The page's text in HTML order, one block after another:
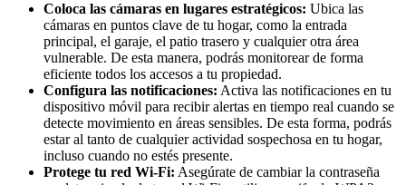
Coloca las cámaras en lugares estratégicos: Ubica las
cámaras en puntos clave de tu hogar, como la entrada
principal, el garaje, el patio trasero y cualquier otra área
vulnerable. De esta manera, podrás monitorear de forma
eficiente todos los accesos a tu propiedad.
Configura las notificaciones: Activa las notificaciones en tu
dispositivo móvil para recibir alertas en tiempo real cuando se
detecte movimiento en áreas sensibles. De esta forma, podrás
estar al tanto de cualquier actividad sospechosa en tu hogar,
incluso cuando no estés presente.
Protege tu red Wi-Fi: Asegúrate de cambiar la contraseña